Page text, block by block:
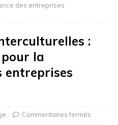
des entreprises
:
la
entreprises
Commentaires fermés